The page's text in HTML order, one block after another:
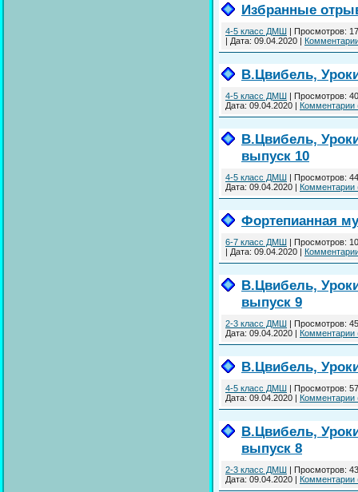
Избранные
4-5 класс ДМШ Просмотров:
Дата: 09.04.2020
В.Цвибель,
4-5 класс ДМШ Просмотров:
Дата: 09.04.2020 Комментарии
В.Цвибель,
выпуск 10
4-5 класс ДМШ Просмотров:
Дата: 09.04.2020 Комментарии
Фортепианная
6-7 класс ДМШ Просмотров:
Дата: 09.04.2020
В.Цвибель,
выпуск 9
2-3 класс ДМШ Просмотров:
Дата: 09.04.2020 Комментарии
В.Цвибель,
4-5 класс ДМШ Просмотров:
Дата: 09.04.2020 Комментарии
В.Цвибель,
выпуск 8
2-3 класс ДМШ Просмотров:
Дата: 09.04.2020 Комментарии